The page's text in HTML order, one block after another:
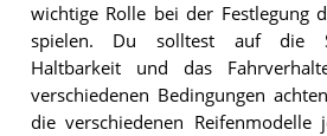
wichtige Rolle bei der Festlegung
spielen. Du solltest auf die
Haltbarkeit und das
verschiedenen Bedingungen
die verschiedenen Reifenmodelle